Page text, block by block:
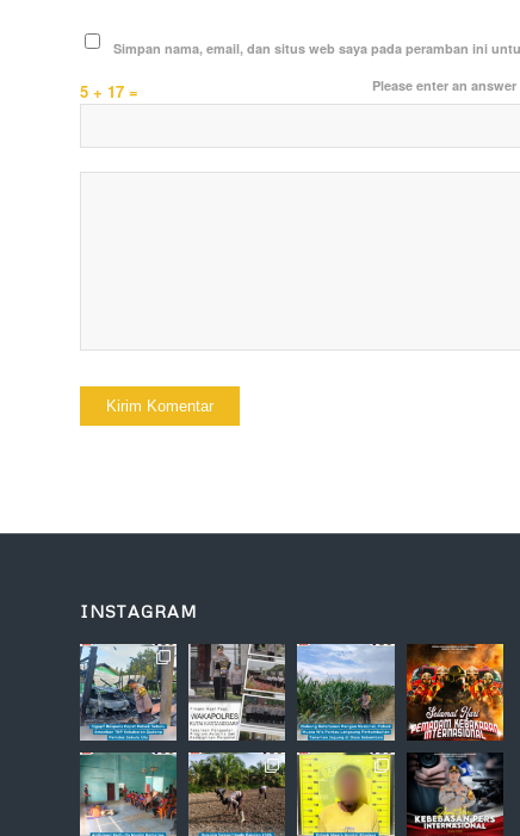
Simpan nama, email, dan situs web saya pada peramban ini
Please enter an
5 + 17 =
INSTAGRAM